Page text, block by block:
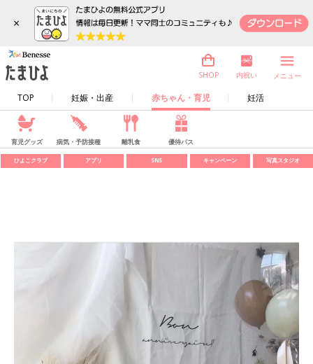
×
TOP 妊娠・出産 赤ちゃん・育児 妊活
SHOP 内祝い メニュー
育児グッズ 病気・予防接種 離乳食 優待パス
ひよこクラブ アプリ SNS キャンペーン 写真スタジオ